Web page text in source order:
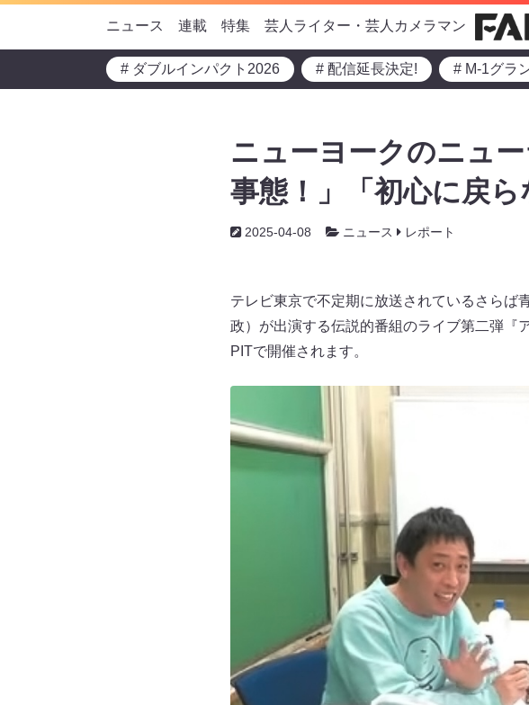
ニュース 連載 特集 芸人ライター・芸人カメラマン
# ダブルインパクト2026 # 配信延長決定! # M-1グラ
ニューヨークのニュ
事態！」「初心に戻
2025-04-08 ニュース レポート
テレビ東京で不定期に放送されているさらば
政）が出演する伝説的番組のライブ第二弾『
PITで開催されます。